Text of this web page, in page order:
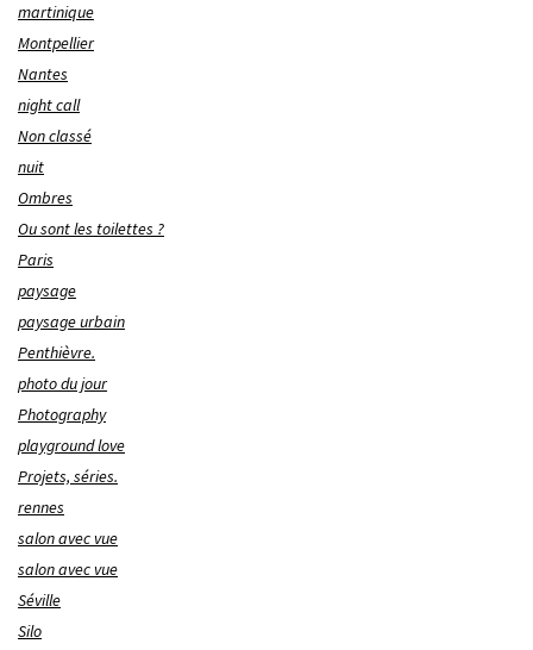
martinique
Montpellier
Nantes
night call
Non classé
nuit
Ombres
Ou sont les toilettes ?
Paris
paysage
paysage urbain
Penthièvre.
photo du jour
Photography
playground love
Projets, séries.
rennes
salon avec vue
salon avec vue
Séville
Silo